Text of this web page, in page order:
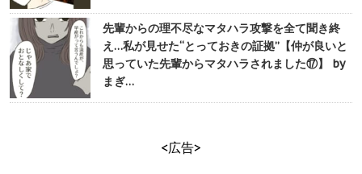
先輩からの理不尽なマタハラ攻撃を全て聞き終
え…私が見せた“とっておきの証拠”【仲が良いと
思っていた先輩からマタハラされました⑰】 by
まぎ…
<広告>